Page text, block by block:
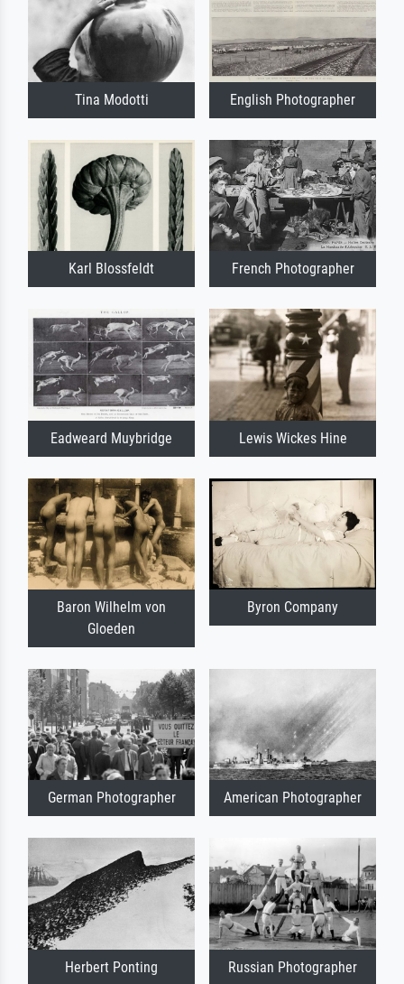
Tina Modotti English Photographer
Karl Blossfeldt French Photographer
Eadweard Muybridge Lewis Wickes Hine
Baron Wilhelm von
Gloeden
Byron Company
German Photographer American Photographer
Herbert Ponting Russian Photographer